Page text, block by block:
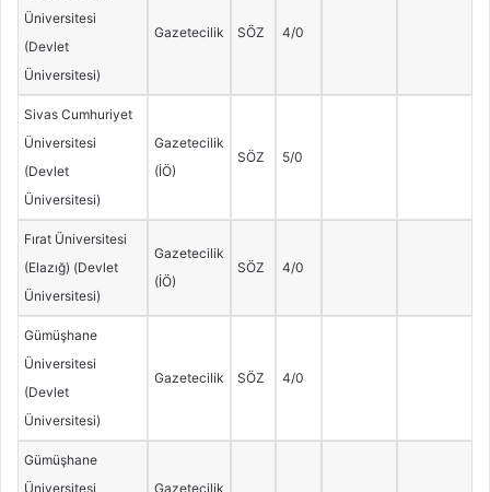
Üniversitesi
(Devlet
Üniversitesi)
Gazetecilik SÖZ 4/0
Sivas Cumhuriyet
Üniversitesi
(Devlet
Üniversitesi)
Gazetecilik
(İÖ)
SÖZ 5/0
Fırat Üniversitesi
(Elazığ) (Devlet
Üniversitesi)
Gazetecilik
(İÖ)
SÖZ 4/0
Gümüşhane
Üniversitesi
(Devlet
Üniversitesi)
Gazetecilik SÖZ 4/0
Gümüşhane
Üniversitesi
Gazetecilik